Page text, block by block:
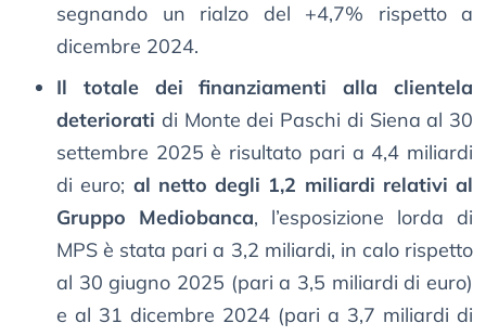
segnando un rialzo del +4,7% rispetto a
dicembre 2024.
Il totale dei finanziamenti alla clientela
deteriorati di Monte dei Paschi di Siena al 30
settembre 2025 è risultato pari a 4,4 miliardi
di euro; al netto degli 1,2 miliardi relativi al
Gruppo Mediobanca, l’esposizione lorda di
MPS è stata pari a 3,2 miliardi, in calo rispetto
al 30 giugno 2025 (pari a 3,5 miliardi di euro)
e al 31 dicembre 2024 (pari a 3,7 miliardi di